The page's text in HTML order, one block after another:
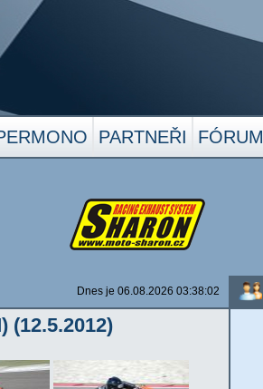
PARTNEŘI FÓRUM
Dnes je 06.08.2026 03:38:02
(12.5.2012)